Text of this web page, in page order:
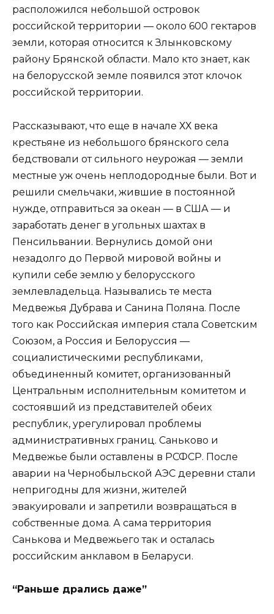
расположился небольшой островок
российской территории — около 600 гектаров
земли, которая относится к Злынковскому
району Брянской области. Мало кто знает, как
на белорусской земле появился этот клочок
российской территории.
Рассказывают, что еще в начале ХХ века
крестьяне из небольшого брянского села
бедствовали от сильного неурожая — земли
местные уж очень неплодородные были. Вот и
решили смельчаки, жившие в постоянной
нужде, отправиться за океан — в США — и
заработать денег в угольных шахтах в
Пенсильвании. Вернулись домой они
незадолго до Первой мировой войны и
купили себе землю у белорусского
землевладельца. Назывались те места
Медвежья Дубрава и Санина Поляна. После
того как Российская империя стала Советским
Союзом, а Россия и Белоруссия —
социалистическими республиками,
объединенный комитет, организованный
Центральным исполнительным комитетом и
состоявший из представителей обеих
республик, урегулировал проблемы
административных границ. Саньково и
Медвежье были оставлены в РСФСР. После
аварии на Чернобыльской АЭС деревни стали
непригодны для жизни, жителей
эвакуировали и запретили возвращаться в
собственные дома. А сама территория
Санькова и Медвежьего так и осталась
российским анклавом в Беларуси.
“Раньше дрались даже”